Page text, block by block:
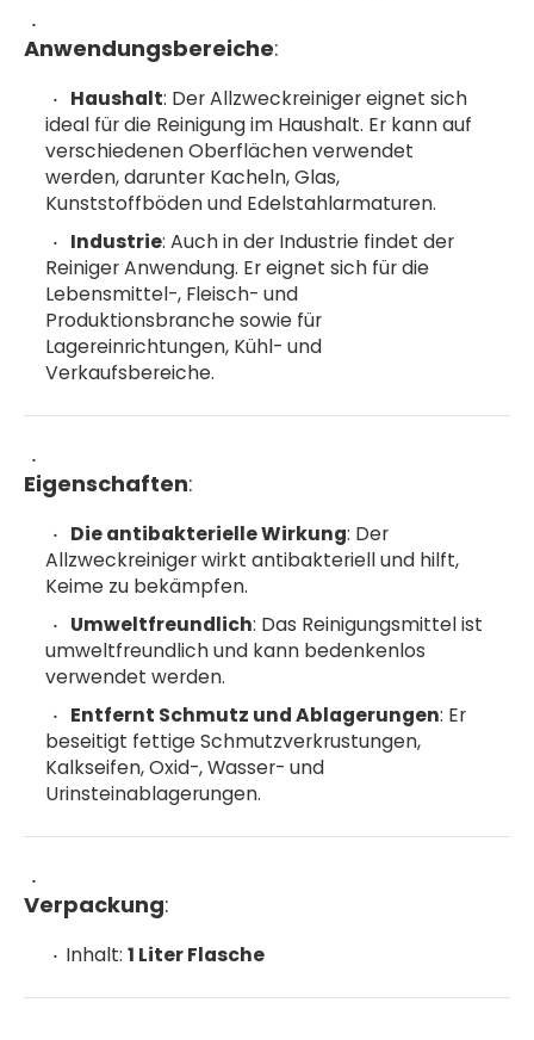
Anwendungsbereiche:
Haushalt: Der Allzweckreiniger eignet sich
ideal für die Reinigung im Haushalt. Er kann auf
verschiedenen Oberflächen verwendet
werden, darunter Kacheln, Glas,
Kunststoffböden und Edelstahlarmaturen.
Industrie: Auch in der Industrie findet der
Reiniger Anwendung. Er eignet sich für die
Lebensmittel-, Fleisch- und
Produktionsbranche sowie für
Lagereinrichtungen, Kühl- und
Verkaufsbereiche.
Eigenschaften:
Die antibakterielle Wirkung: Der
Allzweckreiniger wirkt antibakteriell und hilft,
Keime zu bekämpfen.
Umweltfreundlich: Das Reinigungsmittel ist
umweltfreundlich und kann bedenkenlos
verwendet werden.
Entfernt Schmutz und Ablagerungen: Er
beseitigt fettige Schmutzverkrustungen,
Kalkseifen, Oxid-, Wasser- und
Urinsteinablagerungen.
Verpackung:
Inhalt: 1 Liter Flasche